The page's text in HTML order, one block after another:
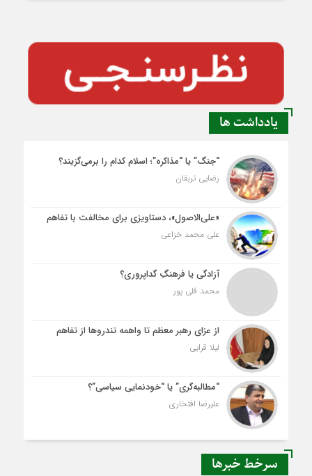
یادداشت ها
“جنگ” یا “مذاکره”؛ اسلام کدام را برمی‌گزیند؟
رضایی تربقان
«علی‌الاصول»، دستاویزی برای مخالفت با تفاهم
علی محمد خزاعی
آزادگی یا فرهنگِ گداپروری؟
محمد قلی پور
از عزای رهبر معظم تا واهمه تندروها از تفاهم
لیلا قرایی
“مطالبه‌گری” یا “خودنمایی سیاسی”؟
علیرضا افتخاری
سرخط خبرها